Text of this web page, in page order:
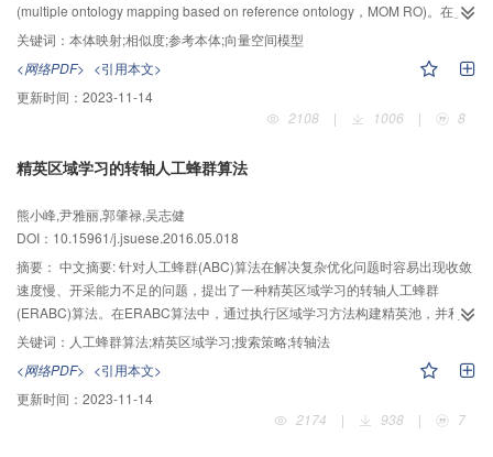
(multiple ontology mapping based on reference ontology，MOM RO)。在多
本体映射过程中，方法MOM RO从源本体集合中提取共享概念集合并建立参考
本体；然后利用参考本体来构建一个统一的向量空间模型；然后，将源本体中
的概念表示成该模型中的向量，从而使用向量之间的欧氏距离来计算概念之间
的相似度；最后，建立源本体之间的映射关系。实验结果表明，方法MOM RO
关键词： 本体映射;相似度;参考本体;向量空间模型
<网络PDF> <引用本文>
更新时间： 2023-11-14
2108
| 1006 | 8
精英区域学习的转轴人工蜂群算法
熊小峰,尹雅丽,郭肇禄,吴志健
DOI：10.15961/j.jsuese.2016.05.018
摘要： 中文摘要: 针对人工蜂群(ABC)算法在解决复杂优化问题时容易出现收敛
速度慢、开采能力不足的问题，提出了一种精英区域学习的转轴人工蜂群
(ERABC)算法。在ERABC算法中，通过执行区域学习方法构建精英池，并利用
精英池改进其搜索策略，同时在每一代中以一定的频率对最优解执行转轴法
(RM)局部搜索。在20个包含单峰、多峰和偏移函数的基准测试函数上,分析了
ERABC算法中改进策略的有效性，并与多种新近的改进ABC算法和演化算法进
行了比较实验。实验结果表明,提出的算法在保证精英池中个体多样性的同时加
快了算法的收敛速度，RM有效地提高了算法的开采能力。
关键词： 人工蜂群算法;精英区域学习;搜索策略;转轴法
<网络PDF> <引用本文>
更新时间： 2023-11-14
2174
| 938 | 7